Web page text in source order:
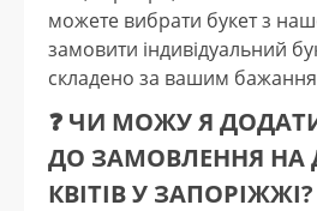
можете вибрати букет з
замовити індивідуальний
складено за вашим
❓ ЧИ МОЖУ Я
ДО ЗАМОВЛЕННЯ НА
КВІТІВ У ЗАПОРІЖЖІ?